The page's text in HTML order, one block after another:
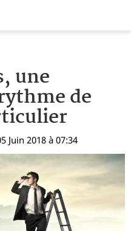
une
de
Juin 2018 à 07:34